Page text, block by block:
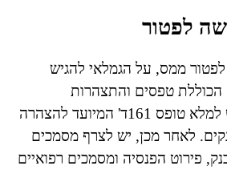
לפטור
ממס, על הגמלאי להגיש
טפסים והתצהרות
מקצועית. ראשית, יש למלא טופס 161ד' המיועד להצהרה
לאחר מכן, יש לצרף מסמכים
פירוט הפנסיה ומסמכים רפואיים